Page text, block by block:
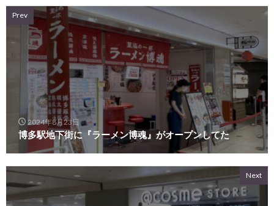
Prev
2024年8月23日
博多駅地下街に『ラーメン博魂』がオープンしてた
Next